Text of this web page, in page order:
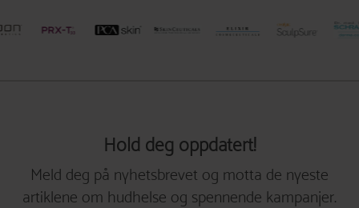
Hold deg oppdatert!
Meld deg på nyhetsbrevet og motta de nyeste
artiklene om hudhelse og spennende kampanjer.